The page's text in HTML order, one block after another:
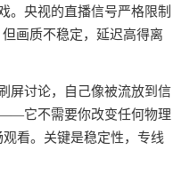
。央视的直播信号严格限制
画质不稳定，延迟高得离
屏讨论，自己像被流放到信
——它不需要你改变任何物理
看。关键是稳定性，专线